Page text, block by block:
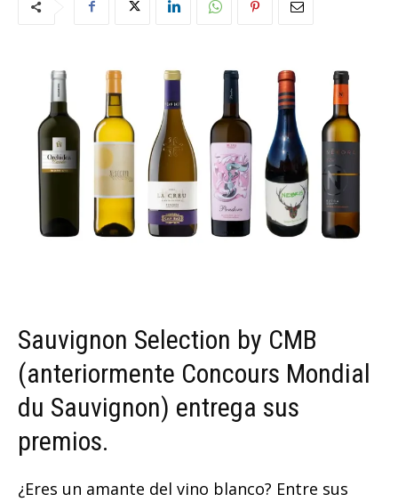
Sauvignon Selection by CMB
(anteriormente Concours Mondial
du Sauvignon) entrega sus
premios.
¿Eres un amante del vino blanco? Entre sus